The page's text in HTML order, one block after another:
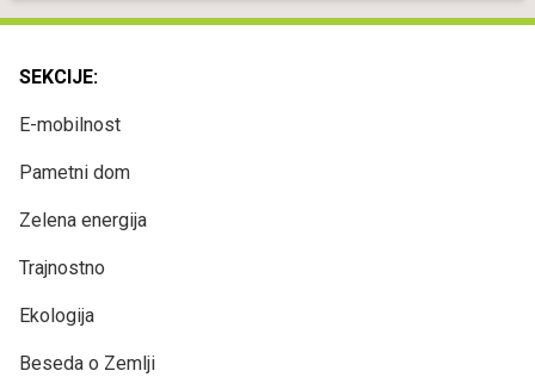
SEKCIJE:
E-mobilnost
Pametni dom
Zelena energija
Trajnostno
Ekologija
Beseda o Zemlji